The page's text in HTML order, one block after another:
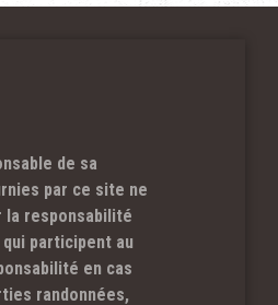
de sa
par ce site ne
la responsabilité
participent au
en cas
randonnées,